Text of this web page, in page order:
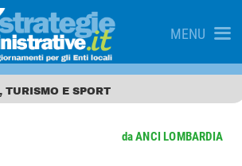
MENU
TURISMO E SPORT
da ANCI LOMBARDIA